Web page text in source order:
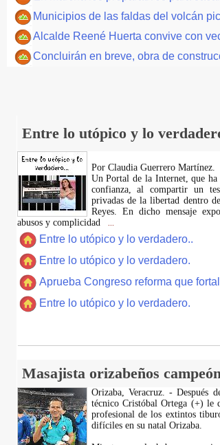
Municipios de las faldas del volcán
Alcalde Reené Huerta convive con
Concluirán en breve, obra de
Entre lo utópico y lo
Por Claudia Guerrero Martínez.
​Un Portal de la Internet, que ha
confianza, al compartir un
privadas de la libertad dentro
Reyes. En dicho mensaje
abusos y complicidad
Entre lo utópico y lo verdadero..
Entre lo utópico y lo verdadero.
Aprueba Congreso reforma que
Entre lo utópico y lo verdadero.
Masajista orizabeños
Orizaba, Veracruz. - Después
técnico Cristóbal Ortega (+) le
profesional de los extintos
difíciles en su natal Orizaba.